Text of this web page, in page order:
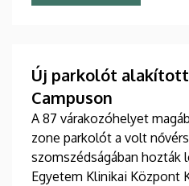
ünnepélyes keretek között
Új parkolót
Campuson
A 87 várakozóhelyet
zone parkolót a volt
szomszédságában hozták
Egyetem Klinikai Központ